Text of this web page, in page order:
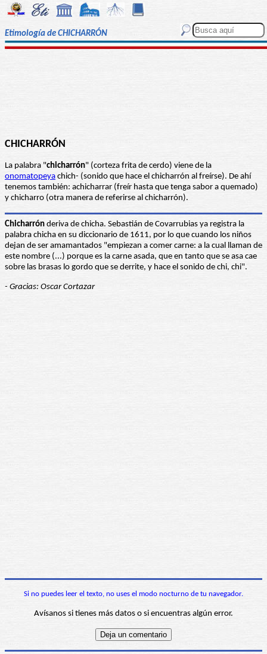
Etimología de CHICHARRÓN
CHICHARRÓN
La palabra "chicharrón" (corteza frita de cerdo) viene de la
onomatopeya chich- (sonido que hace el chicharrón al freírse). De ahí
tenemos también: achicharrar (freír hasta que tenga sabor a quemado)
y chicharro (otra manera de referirse al chicharrón).
Chicharrón deriva de chicha. Sebastián de Covarrubias ya registra la
palabra chicha en su diccionario de 1611, por lo que cuando los niños
dejan de ser amamantados "empiezan a comer carne: a la cual llaman de
este nombre (...) porque es la carne asada, que en tanto que se asa cae
sobre las brasas lo gordo que se derrite, y hace el sonido de chi, chi".
- Gracias: Oscar Cortazar
Si no puedes leer el texto, no uses el modo nocturno de tu navegador.
Avísanos si tienes más datos o si encuentras algún error.